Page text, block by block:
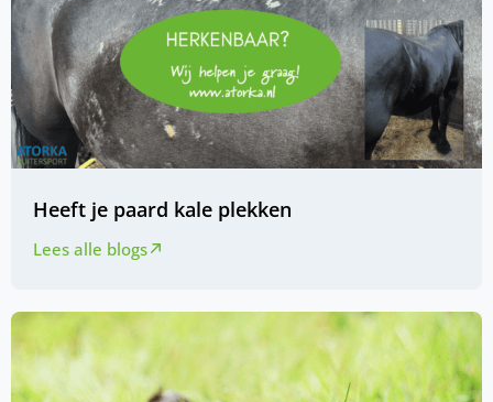
Heeft je paard kale plekken
Lees alle blogs